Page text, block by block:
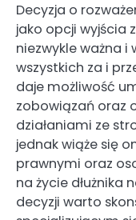
Decyzja o
jako opcji wyjścia
niezwykle ważna
wszystkich za i
daje możliwość
zobowiązań oraz
działaniami ze
jednak wiąże się
prawnymi oraz
na życie dłużnika
decyzji warto